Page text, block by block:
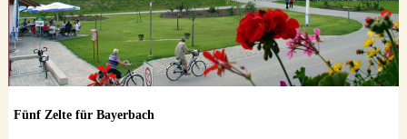
Fünf Zelte für Bayerbach